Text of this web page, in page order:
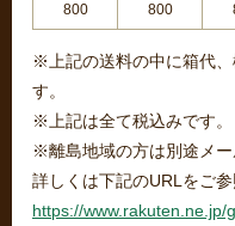
800 800
※上記の送料の中に箱代
す。
※上記は全て税込みです。
※離島地域の方は別途メー
詳しくは下記のURLをご参
https://www.rakuten.ne.jp/